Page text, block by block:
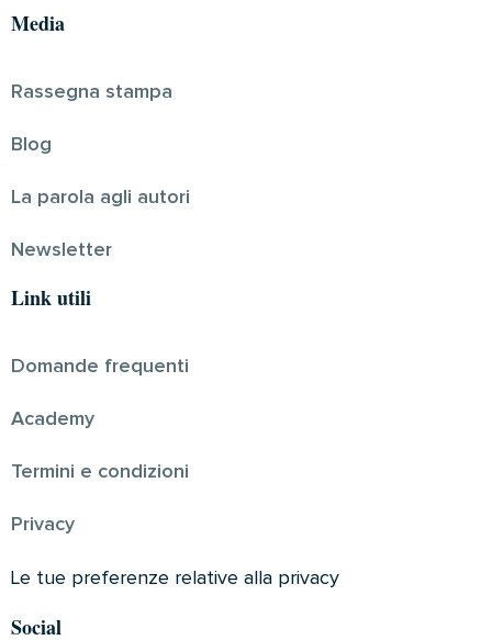
Media
Rassegna stampa
Blog
La parola agli autori
Newsletter
Link utili
Domande frequenti
Academy
Termini e condizioni
Privacy
Le tue preferenze relative alla privacy
Social